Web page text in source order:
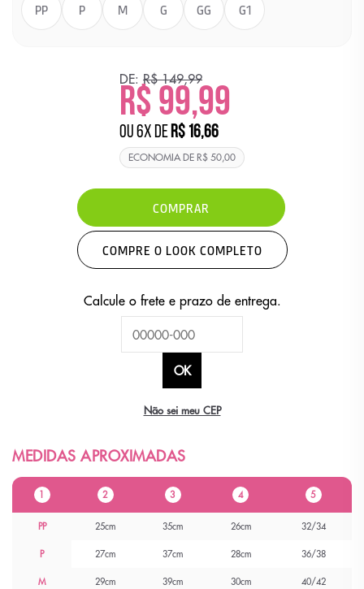
PP P M G GG G1
DE: R$ 149,99
R$ 99,99
ou6xdeR$ 16,66
ECONOMIA DE R$ 50,00
COMPRAR
COMPRE O LOOK COMPLETO
Não sei meu CEP
1 2 3 4 5
PP 25cm 35cm 26cm 32/34
P 27cm 37cm 28cm 36/38
M 29cm 39cm 30cm 40/42